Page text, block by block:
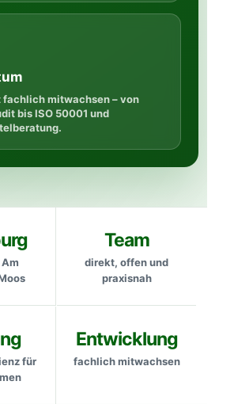
fachlich mitwachsen – von
bis ISO 50001 und
Team
direkt, offen und
praxisnah
für
Entwicklung
fachlich mitwachsen